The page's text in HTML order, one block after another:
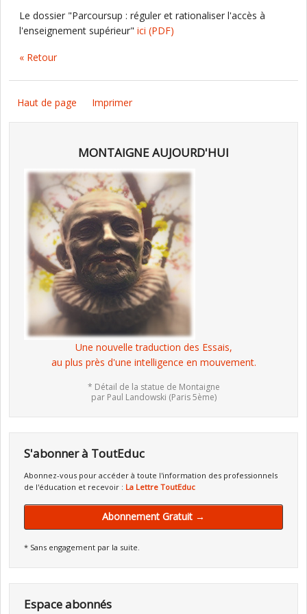
Le dossier "Parcoursup : réguler et rationaliser l'accès à
l'enseignement supérieur" ici (PDF)
« Retour
Haut de page Imprimer
MONTAIGNE AUJOURD'HUI
Une nouvelle traduction des Essais,
au plus près d'une intelligence en mouvement.
* Détail de la statue de Montaigne
par Paul Landowski (Paris 5ème)
S'abonner à ToutEduc
Abonnez-vous pour accéder à toute l'information des professionnels
de l'éducation et recevoir : La Lettre ToutEduc
Abonnement Gratuit →
* Sans engagement par la suite.
Espace abonnés